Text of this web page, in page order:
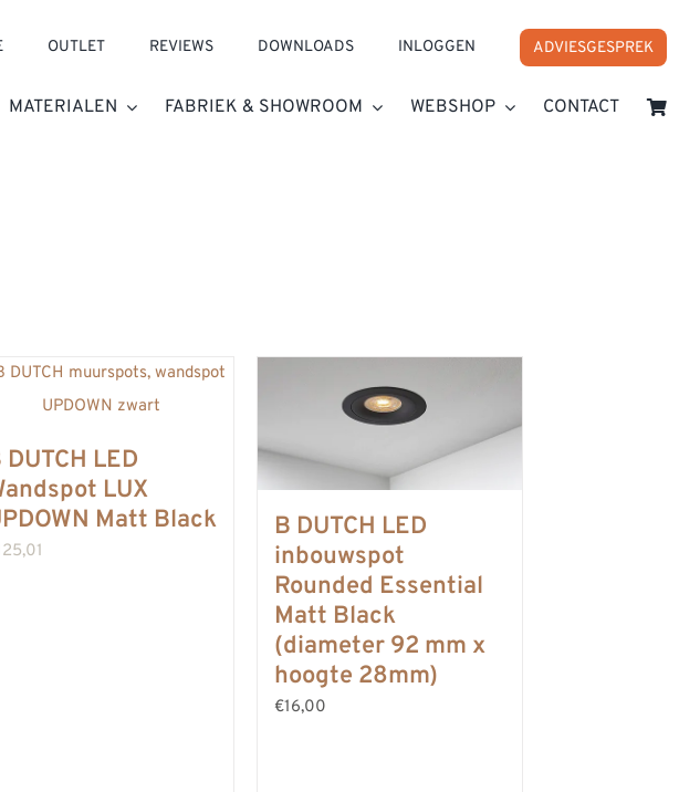
OUTLET REVIEWS DOWNLOADS INLOGGEN ADVIESGESPREK
MATERIALEN FABRIEK & SHOWROOM WEBSHOP CONTACT
DUTCH LED
LUX
Matt Black
B DUTCH LED
inbouwspot
Rounded Essential
Matt Black
(diameter 92 mm x
hoogte 28mm)
€16,00